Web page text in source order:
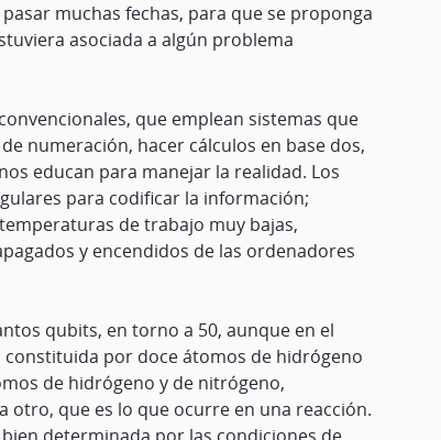
muchas fechas, para que se proponga
asociada a algún problema
que emplean sistemas que
numeración, hacer cálculos en base dos,
educan para manejar la realidad. Los
para codificar la información;
de trabajo muy bajas,
y encendidos de las ordenadores
qubits, en torno a 50, aunque en el
por doce átomos de hidrógeno
de hidrógeno y de nitrógeno,
otro, que es lo que ocurre en una reacción.